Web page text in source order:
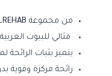
من مجموعة
مثالي للبيوت
يتميز بثبات الرائحة
رائحة مركزة وقوية